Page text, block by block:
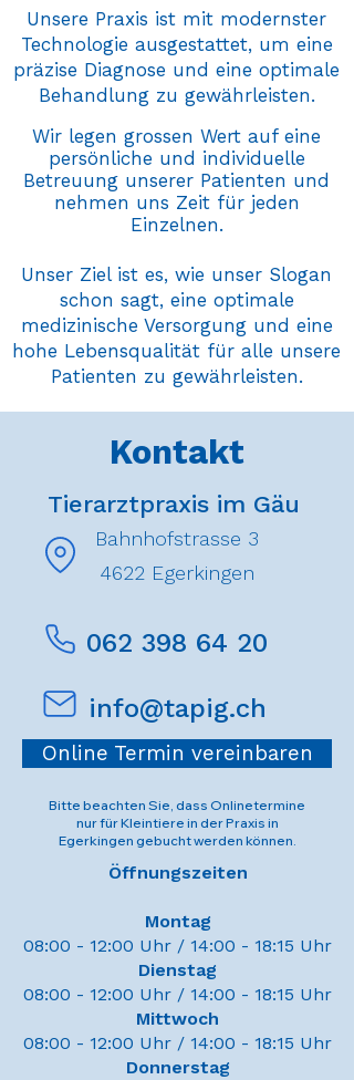
Unsere Praxis ist mit modernster
Technologie ausgestattet, um eine
präzise Diagnose und eine optimale
Behandlung zu gewährleisten.
Wir legen grossen Wert auf eine
persönliche und individuelle
Betreuung unserer Patienten und
nehmen uns Zeit für jeden
Einzelnen.
Unser Ziel ist es, wie unser Slogan
schon sagt, eine optimale
medizinische Versorgung und eine
hohe Lebensqualität für alle unsere
Patienten zu gewährleisten.
Kontakt
Tierarztpraxis im Gäu
Bahnhofstrasse 3
4622 Egerkingen
062 398 64 20
info@tapig.ch
Online Termin vereinbaren
Bitte beachten Sie, dass Onlinetermine
nur für Kleintiere in der Praxis in
Egerkingen gebucht werden können.
Öffnungszeiten
Montag
08:00 - 12:00 Uhr / 14:00 - 18:15 Uhr
​Dienstag
08:00 - 12:00 Uhr / 14:00 - 18:15 Uhr
Mittwoch
08:00 - 12:00 Uhr / 14:00 - 18:15 Uhr
Donnerstag